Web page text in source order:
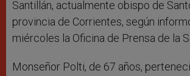
Santillán, actualmente obispo de
provincia de Corrientes, según
miércoles la Oficina de Prensa de la
Monseñor Polti, de 67 años,